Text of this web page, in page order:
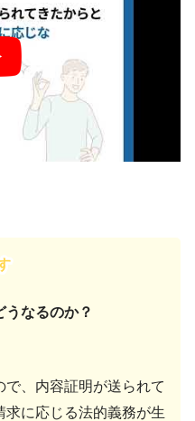
うなるのか？
、内容証明が送られて
求に応じる法的義務が生